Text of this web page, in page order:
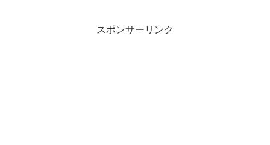
スポンサーリンク